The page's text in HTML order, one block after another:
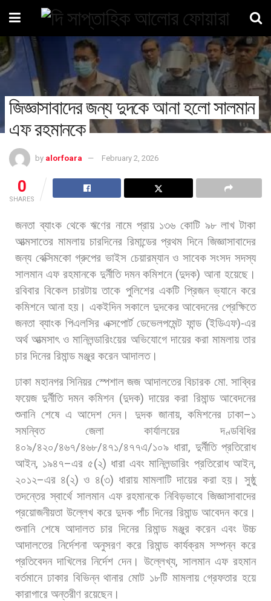
জিজ্ঞাসাবাদের জন্য দুদকে আনা হলো সালমান
এফ রহমানকে
by alorfoara February 2, 2026
0
SHARES
জনতা ব্যাংক থেকে ঋণের নামে প্রায় ১৩৬ কোটি ৯৮ লাখ টাকা
আত্মসাতের মামলায় চারদিনের রিমান্ডের প্রথম দিনে জিজ্ঞাসাবাদের
জন্য বেক্সিমকো গ্রুপের ভাইস চেয়ারম্যান ও সাবেক সংসদ সদস্য
সালমান এফ রহমানকে দুর্নীতি দমন কমিশনে(দুদক)আনা হয়েছে।
রবিবার বিকেল চারটায় তাকে পুলিশের একটি প্রিজন ভ্যানে করে
কমিশনে আনা হয়। একইদিন সকালে দুদকের আবেদনের প্রেক্ষিতে
জনতা ব্যাংক পিএলসির এক্সপোর্ট ডেভেলপমেন্ট ফান্ড (ইডিএফ)-এর
অর্থ আত্মসাৎ ও মানিলন্ডারিংয়ের অভিযোগে দায়ের করা মামলায় তার
চার দিনের রিমান্ড মঞ্জুর করেন আদালত।
ঢাকা মহানগর সিনিয়র স্পেশাল জজ আদালতের বিচারক মো. সাব্বির
ফয়েজ দুর্নীতি দমন কমিশন(দুদক)দায়ের করা রিমান্ড আবেদনের
শুনানি শেষে এ আদেশ দেন। দুদক জানায়,কমিশনের ঢাকা–১
সমন্বিত
জেলা কার্যালয়ের
দণ্ডবিধির
৪০৯/৪২০/৪৬৭/৪৬৮/৪৭১/৪৭৭এ/১০৯ ধারা, দুর্নীতি প্রতিরোধ
আইন, ১৯৪৭–এর ৫(২) ধারা এবং মানিলন্ডারিং প্রতিরোধ আইন,
২০১২–এর ৪(২)ও ৪(৩) ধারায় মামলাটি দায়ের করা হয়। সুষ্ঠু
তদন্তের স্বার্থে সালমান এফ রহমানকে নিবিড়ভাবে জিজ্ঞাসাবাদের
প্রয়োজনীয়তা উল্লেখ করে দুদক পাঁচ দিনের রিমান্ড আবেদন করে।
শুনানি শেষে আদালত চার দিনের রিমান্ড মঞ্জুর করেন এবং উচ্চ
আদালতের নির্দেশনা অনুসরণ করে রিমান্ড কার্যক্রম সম্পন্ন করে
প্রতিবেদন দাখিলের নির্দেশ দেন। উল্লেখ্য, সালমান এফ রহমান
বর্তমানে ঢাকার বিভিন্ন থানার মোট ১৮টি মামলায় গ্রেফতার হয়ে
কারাগারে অন্তরীণ রয়েছেন।